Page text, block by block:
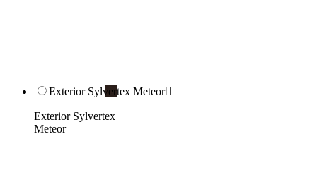
Exterior Sylvertex Meteor
Exterior Sylvertex
Meteor